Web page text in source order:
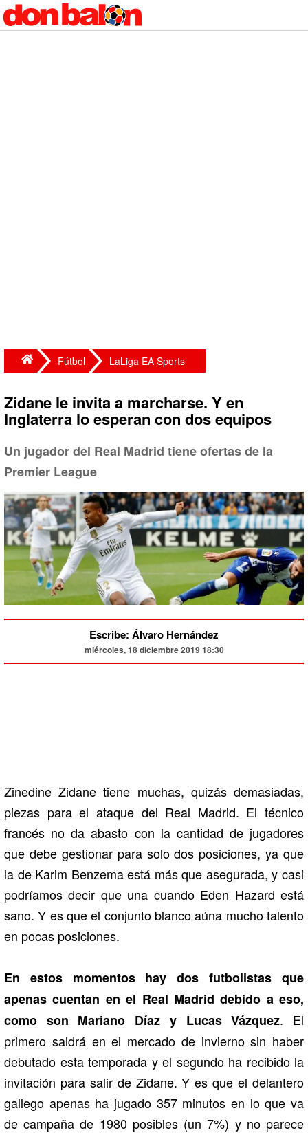
Fútbol LaLiga EA Sports
Zidane le invita a marcharse. Y en
Inglaterra lo esperan con dos equipos
Un jugador del Real Madrid tiene ofertas de la
Premier League
Escribe: Álvaro Hernández
miércoles, 18 diciembre 2019 18:30
Zinedine Zidane tiene muchas, quizás demasiadas,
piezas para el ataque del Real Madrid. El técnico
francés no da abasto con la cantidad de jugadores
que debe gestionar para solo dos posiciones, ya que
la de Karim Benzema está más que asegurada, y casi
podríamos decir que una cuando Eden Hazard está
sano. Y es que el conjunto blanco aúna mucho talento
en pocas posiciones.
En estos momentos hay dos futbolistas que
apenas cuentan en el Real Madrid debido a eso,
como son Mariano Díaz y Lucas Vázquez. El
primero saldrá en el mercado de invierno sin haber
debutado esta temporada y el segundo ha recibido la
invitación para salir de Zidane. Y es que el delantero
gallego apenas ha jugado 357 minutos en lo que va
de campaña de 1980 posibles (un 7%) y no parece